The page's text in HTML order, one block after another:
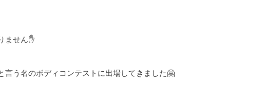
ません✋
言う名のボディコンテストに出場してきました🤗